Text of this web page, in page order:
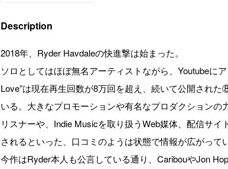
Description
2018年、Ryder Havdaleの快進撃は始まった。
ソロとしてはほぼ無名アーティストながら、Youtubeに
Love”は現在再生回数が8万回を超え、続いて公開された
いる。大きなプロモーションや有名なプロダクションの
リスナーや、Indie Musicを取り扱うWeb媒体、配信サイ
されるといった、口コミのようは状態で情報が広がって
今作はRyder本人も公言している通り、CaribouやJon